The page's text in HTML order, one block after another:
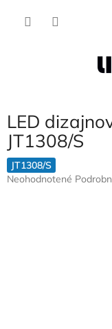
LED
JT1308/S
JT1308/S
Priemerné
Neohodnotené